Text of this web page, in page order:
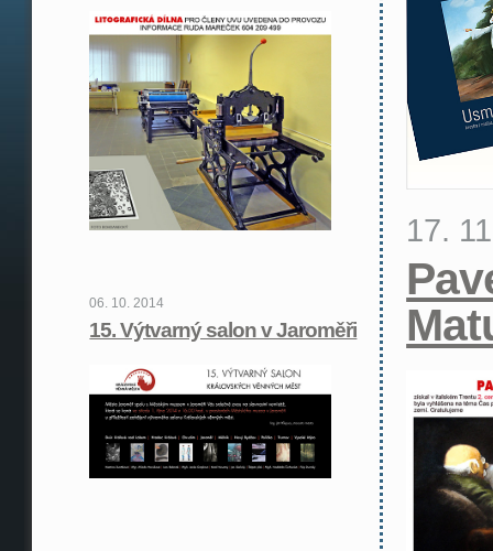
06. 10. 2014
15. Výtvarný salon v Jaroměři
17.